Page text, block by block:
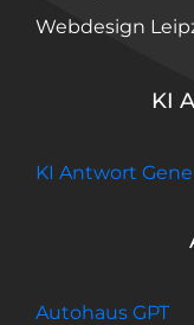
Webdesign
KI
KI Antwort
Autohaus GPT